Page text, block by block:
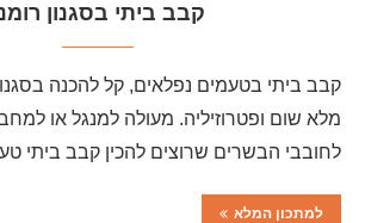
קבב ביתי בסגנון
קבב ביתי בטעמים נפלאים, קל להכנה
מלא שום ופטרוזיליה. מעולה למנגל או
לחובבי הבשרים שרוצים להכין קבב ביתי
למתכון המלא